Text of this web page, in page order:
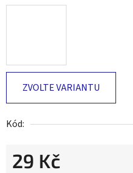
ZVOLTE VARIANTU
Kód:
29 Kč